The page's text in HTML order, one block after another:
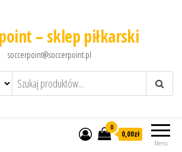
– sklep piłkarski
soccerpoint@soccerpoint.pl
Menu
0
0,00zł